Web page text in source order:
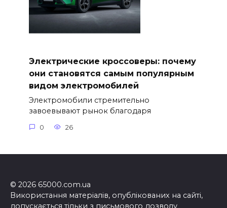
Электрические кроссоверы: почему
они становятся самым популярным
видом электромобилей
Электромобили стремительно
завоевывают рынок благодаря
0 26
© 2026 65000.com.ua
Використання матеріалів, опублікованих на сайті,